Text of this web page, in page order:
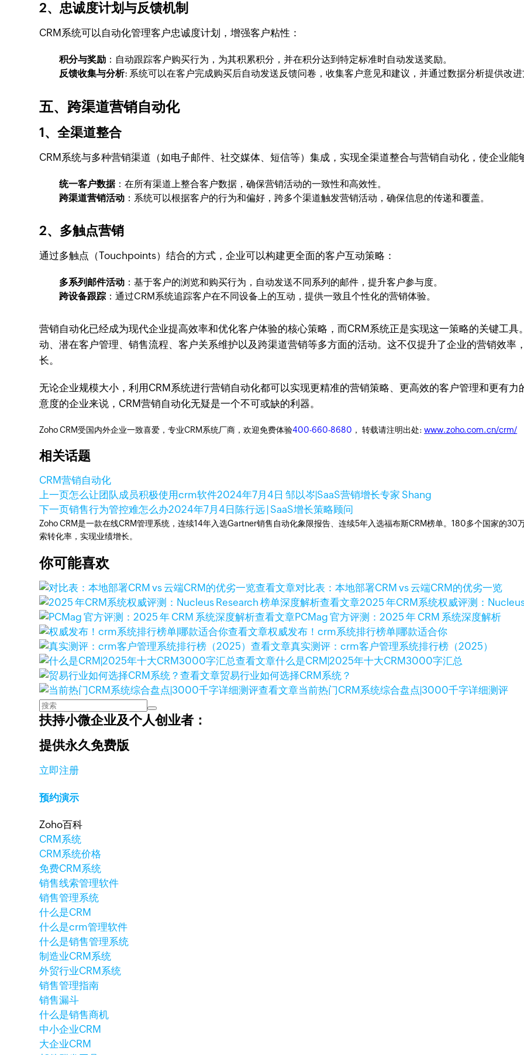
2、忠诚度计划与反馈机制
CRM系统可以自动化管理客户忠诚度计划，增强客户粘性：
积分与奖励 ：自动跟踪客户购买行为，为其积累积分，并在积分达到特定标准时自动发送奖励。
反馈收集与分析: 系统可以在客户完成购买后自动发送反馈问卷，收集客户意见和建议，并通过数据分析提供改
五、跨渠道营销自动化
1、全渠道整合
CRM系统与多种营销渠道（如电子邮件、社交媒体、短信等）集成，实现全渠道整合与营销自动化，使企业能
统一客户数据：在所有渠道上整合客户数据，确保营销活动的一致性和高效性。
跨渠道营销活动 ：系统可以根据客户的行为和偏好，跨多个渠道触发营销活动，确保信息的传递和覆盖。
2、多触点营销
通过多触点（Touchpoints）结合的方式，企业可以构建更全面的客户互动策略：
多系列邮件活动 ：基于客户的浏览和购买行为，自动发送不同系列的邮件，提升客户参与度。
跨设备跟踪 ：通过CRM系统追踪客户在不同设备上的互动，提供一致且个性化的营销体验。
营销自动化已经成为现代企业提高效率和优化客户体验的核心策略，而CRM系统正是实现这一策略的关键工
动、潜在客户管理、销售流程、客户关系维护以及跨渠道营销等多方面的活动。这不仅提升了企业的营销效率
长。
无论企业规模大小，利用CRM系统进行营销自动化都可以实现更精准的营销策略、更高效的客户管理和更有
意度的企业来说，CRM营销自动化无疑是一个不可或缺的利器。
Zoho CRM受国内外企业一致喜爱，专业CRM系统厂商，欢迎免费体验400-660-8680 ， 转载请注明出处:www.zoho.com.cn/crm/
相关话题
CRM营销自动化
上一页怎么让团队成员积极使用crm软件2024年7月4日 邹以岑|SaaS营销增长专家 Shang
下一页销售行为管控难怎么办2024年7月4日 陈行远 | SaaS增长策略顾问
Zoho CRM是一款在线CRM管理系统，连续14年入选Gartner销售自动化象限报告、连续5年入选福布斯CRM榜单。180多个国家的30
索转化率，实现业绩增长。
你可能喜欢
查看文章对比表：本地部署CRM vs 云端CRM的优劣一览
查看文章2025 年CRM系统权威评测：
查看文章PCMag 官方评测：2025 年 CRM 系统深度解析
查看文章权威发布！crm系统排行榜单|哪款适合你
查看文章真实测评：crm客户管理系统排行榜（2025）
查看文章什么是CRM|2025年十大CRM3000字汇总
查看文章贸易行业如何选择CRM系统？
查看文章当前热门CRM系统综合盘点|3000千字详细测评
扶持小微企业及个人创业者：
提供永久免费版
立即注册
预约演示
Zoho百科
CRM系统
CRM系统价格
免费CRM系统
销售线索管理软件
销售管理系统
什么是CRM
什么是crm管理软件
什么是销售管理系统
制造业CRM系统
外贸行业CRM系统
销售管理指南
销售漏斗
什么是销售商机
中小企业CRM
大企业CRM